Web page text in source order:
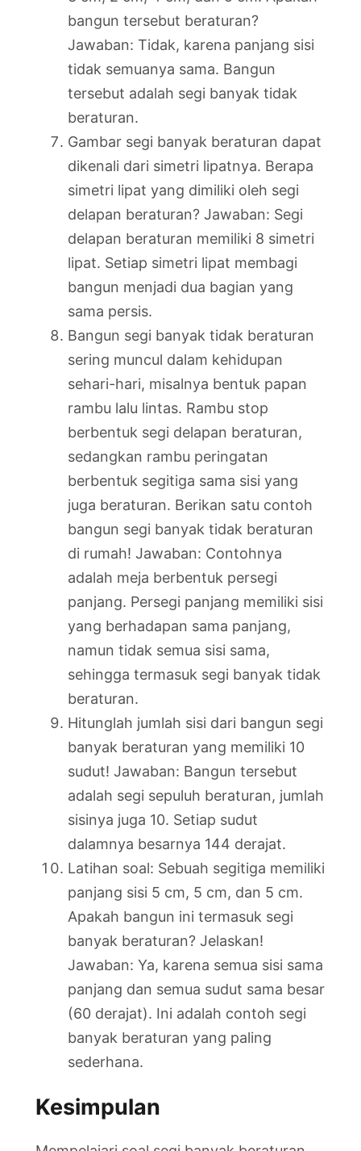
bangun tersebut beraturan?
Jawaban: Tidak, karena panjang sisi
tidak semuanya sama. Bangun
tersebut adalah segi banyak tidak
beraturan.
Gambar segi banyak beraturan dapat
dikenali dari simetri lipatnya. Berapa
simetri lipat yang dimiliki oleh segi
delapan beraturan? Jawaban: Segi
delapan beraturan memiliki 8 simetri
lipat. Setiap simetri lipat membagi
bangun menjadi dua bagian yang
sama persis.
Bangun segi banyak tidak beraturan
sering muncul dalam kehidupan
sehari-hari, misalnya bentuk papan
rambu lalu lintas. Rambu stop
berbentuk segi delapan beraturan,
sedangkan rambu peringatan
berbentuk segitiga sama sisi yang
juga beraturan. Berikan satu contoh
bangun segi banyak tidak beraturan
di rumah! Jawaban: Contohnya
adalah meja berbentuk persegi
panjang. Persegi panjang memiliki sisi
yang berhadapan sama panjang,
namun tidak semua sisi sama,
sehingga termasuk segi banyak tidak
beraturan.
Hitunglah jumlah sisi dari bangun segi
banyak beraturan yang memiliki 10
sudut! Jawaban: Bangun tersebut
adalah segi sepuluh beraturan, jumlah
sisinya juga 10. Setiap sudut
dalamnya besarnya 144 derajat.
Latihan soal: Sebuah segitiga memiliki
panjang sisi 5 cm, 5 cm, dan 5 cm.
Apakah bangun ini termasuk segi
banyak beraturan? Jelaskan!
Jawaban: Ya, karena semua sisi sama
panjang dan semua sudut sama besar
(60 derajat). Ini adalah contoh segi
banyak beraturan yang paling
sederhana.
Kesimpulan